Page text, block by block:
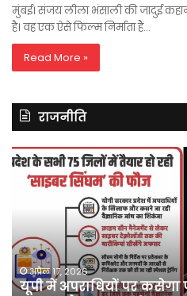
मुंबई। संजय लीला भंसाली की जादुई
है। वह एक ऐसे फिल्म निर्माता हैं…
Read More »
राजनीति
यूपी
में
अपराधियों
फॉरेंसिक
शिकंजा,
योगी
सरकार
अप्रैल 17, 2026
यूपी में अपराधियों पर कसेगा